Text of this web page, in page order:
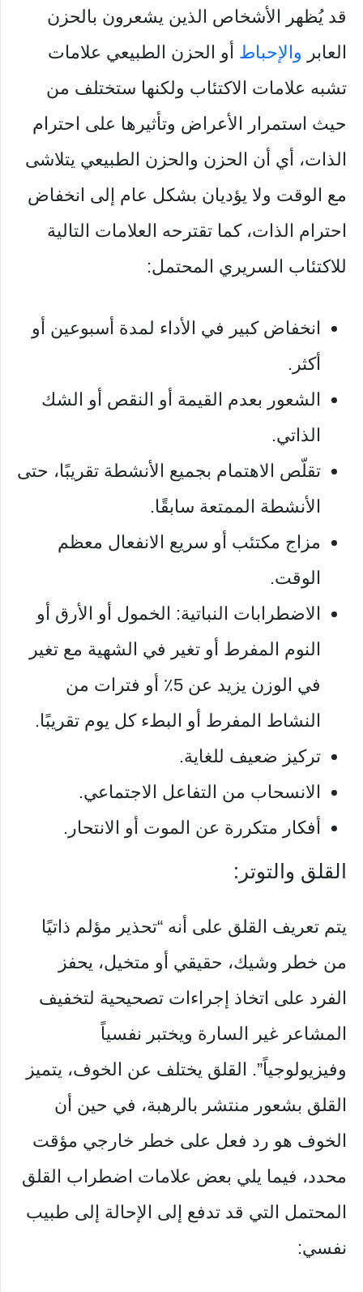
قد يُظهر الأشخاص الذين يشعرون بالحزن
العابر والإحباط أو الحزن الطبيعي علامات
تشبه علامات الاكتئاب ولكنها ستختلف من
حيث استمرار الأعراض وتأثيرها على احترام
الذات، أي أن الحزن والحزن الطبيعي يتلاشى
مع الوقت ولا يؤديان بشكل عام إلى انخفاض
احترام الذات، كما تقترحه العلامات التالية
للاكتئاب السريري المحتمل:
انخفاض كبير في الأداء لمدة أسبوعين أو
أكثر.
الشعور بعدم القيمة أو النقص أو الشك
الذاتي.
تقلّص الاهتمام بجميع الأنشطة تقريبًا، حتى
الأنشطة الممتعة سابقًا.
مزاج مكتئب أو سريع الانفعال معظم
الوقت.
الاضطرابات النباتية: الخمول أو الأرق أو
النوم المفرط أو تغير في الشهية مع تغير
في الوزن يزيد عن 5٪ أو فترات من
النشاط المفرط أو البطء كل يوم تقريبًا.
تركيز ضعيف للغاية.
الانسحاب من التفاعل الاجتماعي.
أفكار متكررة عن الموت أو الانتحار.
القلق والتوتر:
يتم تعريف القلق على أنه “تحذير مؤلم ذاتيًا
من خطر وشيك، حقيقي أو متخيل، يحفز
الفرد على اتخاذ إجراءات تصحيحية لتخفيف
المشاعر غير السارة ويختبر نفسياً
وفيزيولوجياً”. القلق يختلف عن الخوف، يتميز
القلق بشعور منتشر بالرهبة، في حين أن
الخوف هو رد فعل على خطر خارجي مؤقت
محدد، فيما يلي بعض علامات اضطراب القلق
المحتمل التي قد تدفع إلى الإحالة إلى طبيب
نفسي: